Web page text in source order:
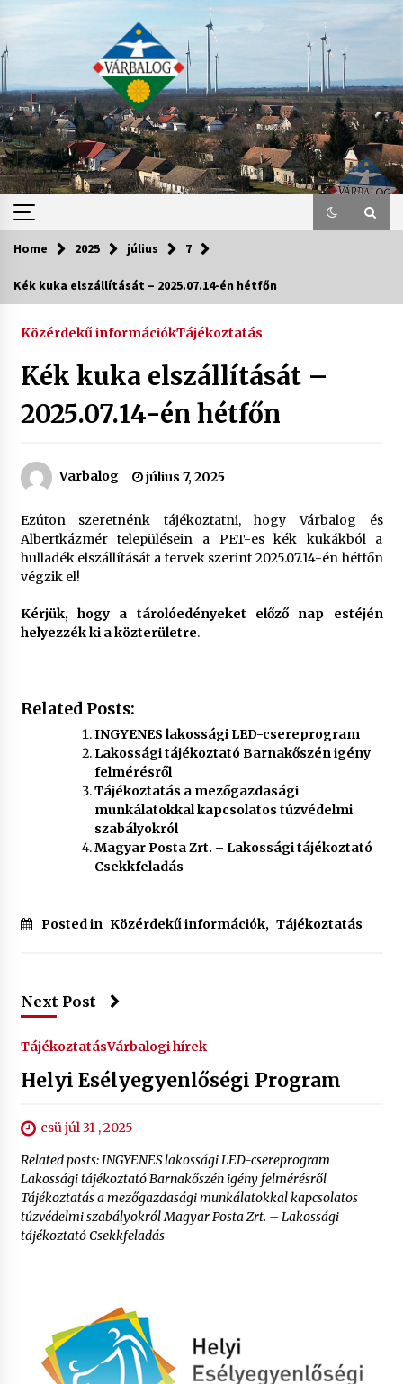
content
Home 2025 július 7
Kék kuka elszállítását – 2025.07.14-én hétfőn
Közérdekű információkTájékoztatás
Kék kuka elszállítását –
2025.07.14-én hétfőn
Varbalog július 7, 2025
Ezúton szeretnénk tájékoztatni, hogy Várbalog és
Albertkázmér településein a PET-es kék kukákból a
hulladék elszállítását a tervek szerint 2025.07.14-én hétfőn
végzik el!
Kérjük, hogy a tárolóedényeket előző nap estéjén
helyezzék ki a közterületre.
Related Posts:
INGYENES lakossági LED-csereprogram
Lakossági tájékoztató Barnakőszén igény
felmérésről
Tájékoztatás a mezőgazdasági
munkálatokkal kapcsolatos túzvédelmi
szabályokról
Magyar Posta Zrt. – Lakossági tájékoztató
Csekkfeladás
Posted in Közérdekű információk, Tájékoztatás
Next Post
TájékoztatásVárbalogi hírek
Helyi Esélyegyenlőségi Program
csü júl 31 , 2025
Related posts: INGYENES lakossági LED-csereprogram
Lakossági tájékoztató Barnakőszén igény felmérésről
Tájékoztatás a mezőgazdasági munkálatokkal kapcsolatos
túzvédelmi szabályokról Magyar Posta Zrt. – Lakossági
tájékoztató Csekkfeladás